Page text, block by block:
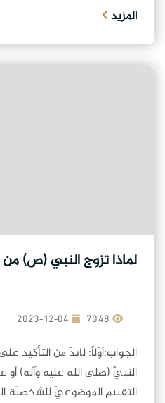
المزيد
لماذا تزوج النبي (ص)
2023-12-04
الجواب:أوّلاً: لابدّ من التأكيد
النبيّ (صلى الله عليه وآله)
التقييم الموضوعيّ للشخصيّة